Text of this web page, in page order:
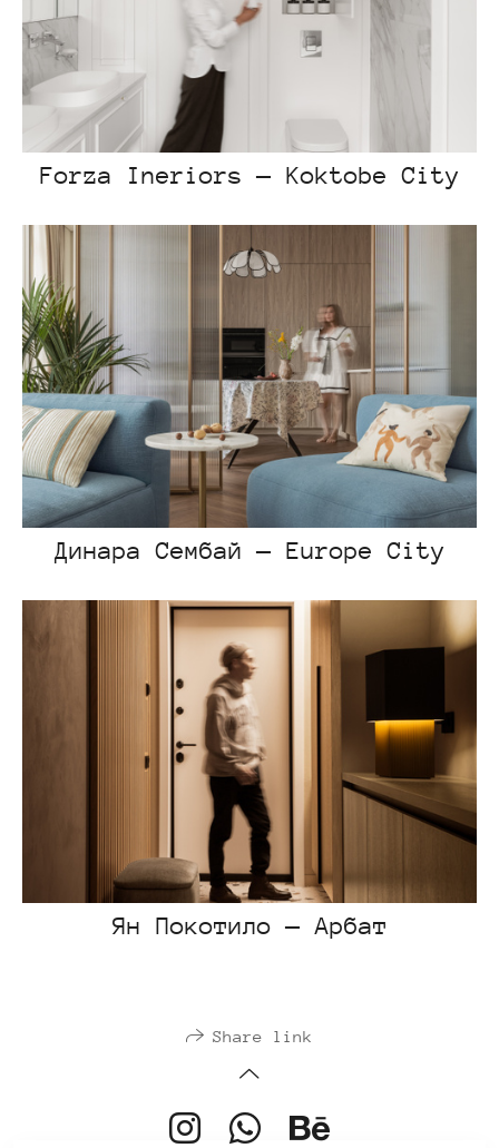
Forza Ineriors — Koktobe City
Динара Сембай — Europe City
Ян Покотило — Арбат
Share link